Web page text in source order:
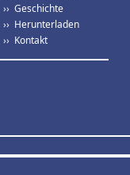
›› Geschichte
›› Herunterladen
›› Kontakt